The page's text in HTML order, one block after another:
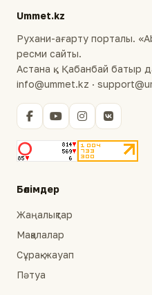
Ummet.kz
Рухани-ағарту порталы.
ресми сайты.
Астана қ., Қабанбай батыр
info@ummet.kz ·
Бөлімдер
Жаңалықтар
Мақалалар
Сұрақ-жауап
Пәтуа